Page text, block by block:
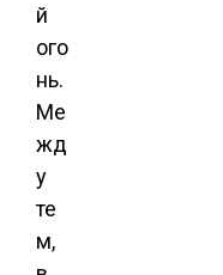
й
ого
нь.
Ме
жд
у
те
м,